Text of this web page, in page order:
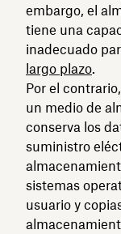
embargo, el
tiene una
inadecuado
largo plazo.
Por el
un medio de
conserva los
suministro
sistemas
usuario y